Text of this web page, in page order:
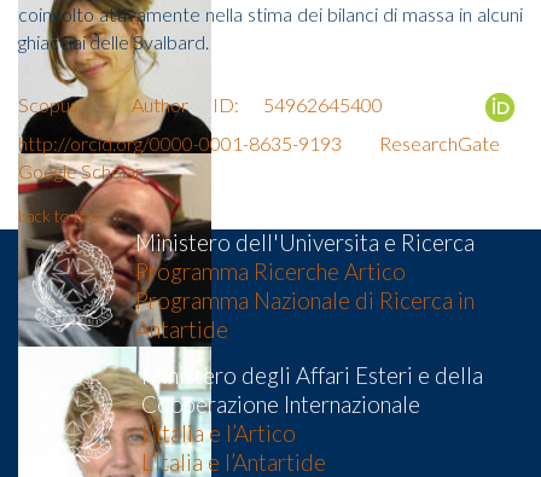
coinvolto attivamente nella stima dei bilanci di massa in alcuni
ghiacciai delle Svalbard.
Scopus - Author ID: 54962645400
http://orcid.org/0000-0001-8635-9193
ResearchGate
Google Scholar
back to top
Ministero dell'Universita e Ricerca
Programma Ricerche Artico
Programma Nazionale di Ricerca in
Antartide
Ministero degli Affari Esteri e della
Cooperazione Internazionale
L'Italia e l’Artico
L’Italia e l’Antartide